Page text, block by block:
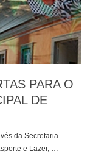
PARA O
DE
da Secretaria
e Lazer, …